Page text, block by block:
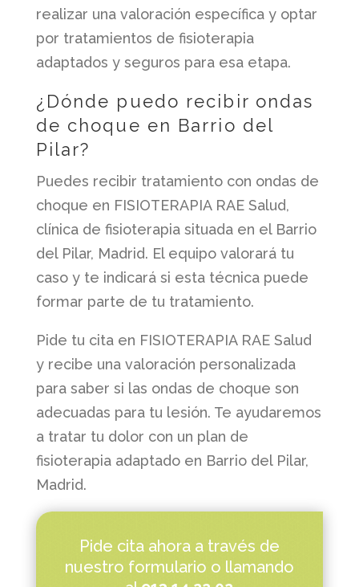
realizar una valoración específica y optar
por tratamientos de fisioterapia
adaptados y seguros para esa etapa.
¿Dónde puedo recibir ondas
de choque en Barrio del
Pilar?
Puedes recibir tratamiento con ondas de
choque en FISIOTERAPIA RAE Salud,
clínica de fisioterapia situada en el Barrio
del Pilar, Madrid. El equipo valorará tu
caso y te indicará si esta técnica puede
formar parte de tu tratamiento.
Pide tu cita en FISIOTERAPIA RAE Salud
y recibe una valoración personalizada
para saber si las ondas de choque son
adecuadas para tu lesión. Te ayudaremos
a tratar tu dolor con un plan de
fisioterapia adaptado en Barrio del Pilar,
Madrid.
Pide cita ahora a través de
nuestro formulario o llamando